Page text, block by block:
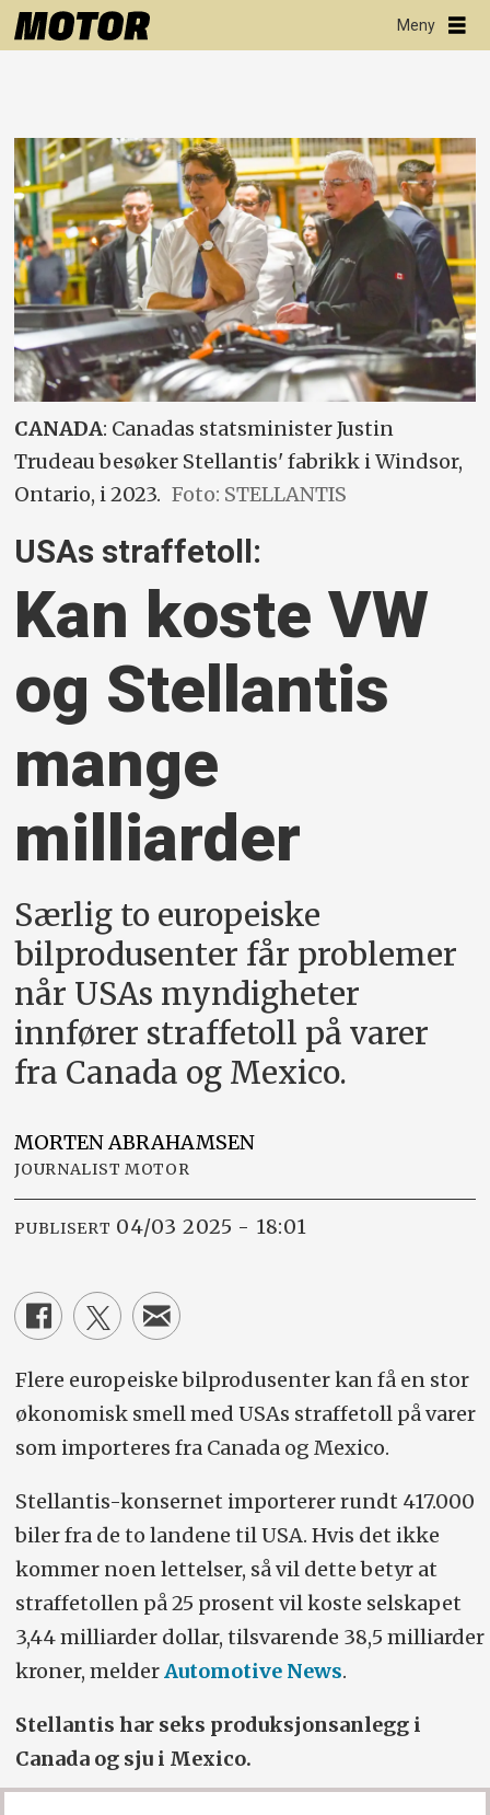
CANADA: Canadas statsminister Justin
Trudeau besøker Stellantis' fabrikk i Windsor,
Ontario, i 2023. Foto: STELLANTIS
USAs straffetoll:
Kan koste VW
og Stellantis
mange
milliarder
Særlig to europeiske
bilprodusenter får problemer
når USAs myndigheter
innfører straffetoll på varer
fra Canada og Mexico.
MORTEN ABRAHAMSEN
JOURNALIST MOTOR
PUBLISERT 04/03 2025 - 18:01
Flere europeiske bilprodusenter kan få en stor
økonomisk smell med USAs straffetoll på varer
som importeres fra Canada og Mexico.
Stellantis-konsernet importerer rundt 417.000
biler fra de to landene til USA. Hvis det ikke
kommer noen lettelser, så vil dette betyr at
straffetollen på 25 prosent vil koste selskapet
3,44 milliarder dollar, tilsvarende 38,5 milliarder
kroner, melderAutomotive News.
Stellantis har seks produksjonsanlegg i
Canada og sju i Mexico.